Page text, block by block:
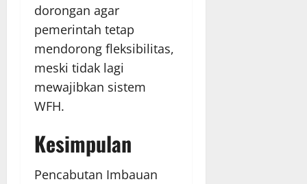
dorongan agar
pemerintah tetap
mendorong fleksibilitas,
meski tidak lagi
mewajibkan sistem
WFH.
Kesimpulan
Pencabutan Imbauan